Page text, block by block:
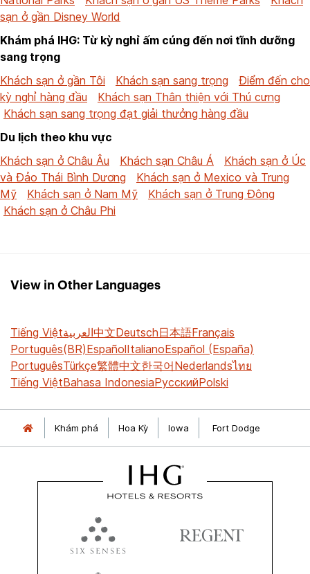
sạn ở gần Disney World
Khám phá IHG: Từ kỳ nghỉ ấm cúng đến nơi tĩnh dưỡng
sang trọng
Khách sạn ở gần Tôi
Khách sạn sang trọng
Điểm đến cho
kỳ nghỉ hàng đầu
Khách sạn Thân thiện với Thú cưng
Khách sạn sang trọng đạt giải thưởng hàng đầu
Du lịch theo khu vực
Khách sạn ở Châu Âu
Khách sạn Châu Á
Khách sạn ở Úc
và Đảo Thái Bình Dương
Khách sạn ở Mexico và Trung
Mỹ
Khách sạn ở Nam Mỹ
Khách sạn ở Trung Đông
Khách sạn ở Châu Phi
View in Other Languages
Tiếng Việtالعربية中文Deutsch日本語Français
Português(BR)EspañolItalianoEspañol (España)
PortuguêsTürkçe繁體中文한국어Nederlandsไทย
Tiếng ViệtBahasa IndonesiaРусскийPolski
Khám phá Hoa Kỳ Iowa Fort Dodge